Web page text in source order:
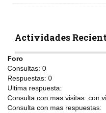
Actividades
Foro
Consultas: 0
Respuestas: 0
Ultima respuesta:
Consulta con mas visitas: con
Consulta con mas respuestas: